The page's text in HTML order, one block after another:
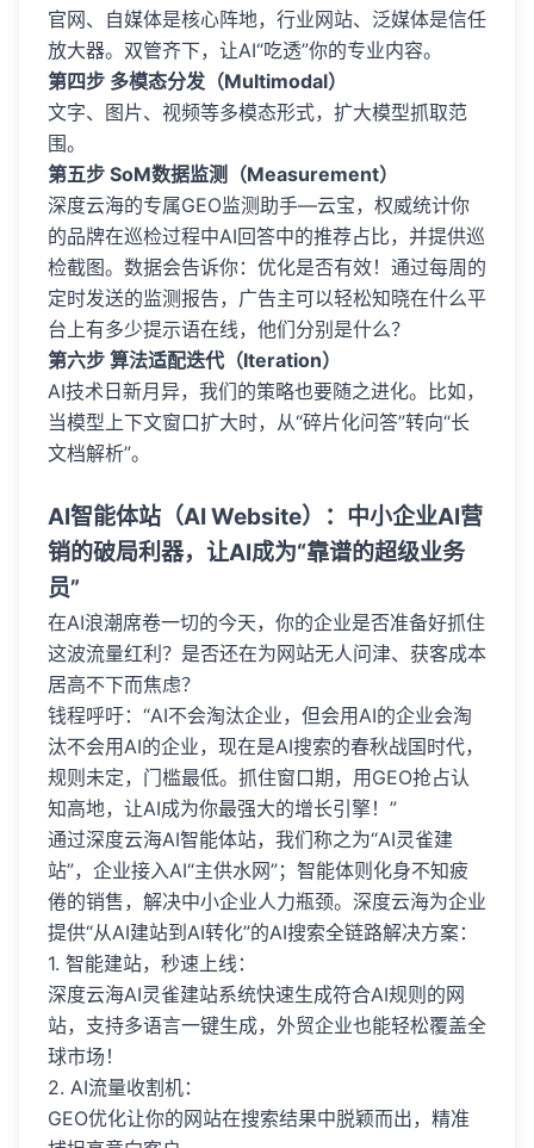
官网、自媒体是核心阵地，行业网站、泛媒体是信任
放大器。双管齐下，让AI“吃透”你的专业内容。
第四步 多模态分发（Multimodal）
文字、图片、视频等多模态形式，扩大模型抓取范
围。
第五步 SoM数据监测（Measurement）
深度云海的专属GEO监测助手—云宝，权威统计你
的品牌在巡检过程中AI回答中的推荐占比，并提供巡
检截图。数据会告诉你：优化是否有效！通过每周的
定时发送的监测报告，广告主可以轻松知晓在什么平
台上有多少提示语在线，他们分别是什么？
第六步 算法适配迭代（Iteration）
AI技术日新月异，我们的策略也要随之进化。比如，
当模型上下文窗口扩大时，从“碎片化问答”转向“长
文档解析”。
AI智能体站（AI Website）：中小企业AI营
销的破局利器，让AI成为“靠谱的超级业务
员”
在AI浪潮席卷一切的今天，你的企业是否准备好抓住
这波流量红利？是否还在为网站无人问津、获客成本
居高不下而焦虑？
钱程呼吁：“AI不会淘汰企业，但会用AI的企业会淘
汰不会用AI的企业，现在是AI搜索的春秋战国时代，
规则未定，门槛最低。抓住窗口期，用GEO抢占认
知高地，让AI成为你最强大的增长引擎！”
通过深度云海AI智能体站，我们称之为“AI灵雀建
站”，企业接入AI“主供水网”；智能体则化身不知疲
倦的销售，解决中小企业人力瓶颈。深度云海为企业
提供“从AI建站到AI转化”的AI搜索全链路解决方案：
1. 智能建站，秒速上线：
深度云海AI灵雀建站系统快速生成符合AI规则的网
站，支持多语言一键生成，外贸企业也能轻松覆盖全
球市场！
2. AI流量收割机：
GEO优化让你的网站在搜索结果中脱颖而出，精准